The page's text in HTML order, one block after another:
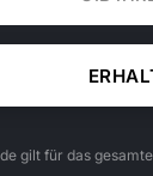
gilt für das